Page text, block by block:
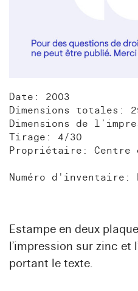
Date: 2003
Dimensions totales:
Dimensions de
Tirage: 4/30
Propriétaire: Centre
Numéro d'inventaire:
Estampe en deux
l’impression sur zinc et
portant le texte.